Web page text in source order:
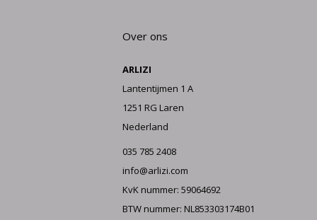
Over ons
ARLIZI
Lantentijmen 1 A
1251 RG Laren
Nederland
035 785 2408
info@arlizi.com
KvK nummer: 59064692
BTW nummer: NL853303174B01